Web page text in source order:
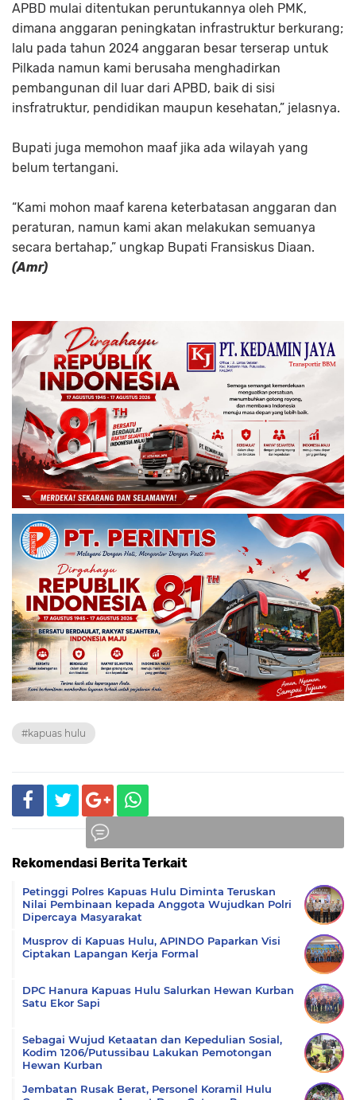
APBD mulai ditentukan peruntukannya oleh PMK,
dimana anggaran peningkatan infrastruktur berkurang;
lalu pada tahun 2024 anggaran besar terserap untuk
Pilkada namun kami berusaha menghadirkan
pembangunan dil luar dari APBD, baik di sisi
insfratruktur, pendidikan maupun kesehatan,” jelasnya.
Bupati juga memohon maaf jika ada wilayah yang
belum tertangani.
“Kami mohon maaf karena keterbatasan anggaran dan
peraturan, namun kami akan melakukan semuanya
secara bertahap,” ungkap Bupati Fransiskus Diaan.
(Amr)
#kapuas hulu
Rekomendasi Berita Terkait
Petinggi Polres Kapuas Hulu Diminta Teruskan
Nilai Pembinaan kepada Anggota Wujudkan Polri
Dipercaya Masyarakat
Musprov di Kapuas Hulu, APINDO Paparkan Visi
Ciptakan Lapangan Kerja Formal
DPC Hanura Kapuas Hulu Salurkan Hewan Kurban
Satu Ekor Sapi
Sebagai Wujud Ketaatan dan Kepedulian Sosial,
Kodim 1206/Putussibau Lakukan Pemotongan
Hewan Kurban
Jembatan Rusak Berat, Personel Koramil Hulu